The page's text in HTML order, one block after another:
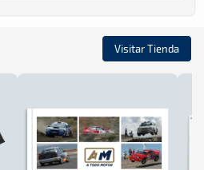
Visitar Tienda